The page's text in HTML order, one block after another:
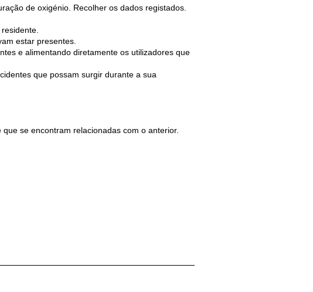
de oxigénio. Recolher os dados registados.
estar presentes.
e alimentando diretamente os utilizadores que
que possam surgir durante a sua
se encontram relacionadas com o anterior.